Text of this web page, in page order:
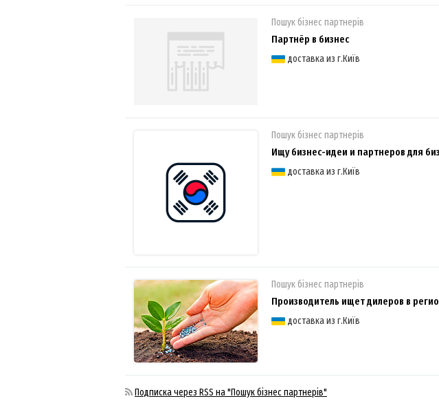
Пошук бізнес партнерів
Партнёр в бизнес
доставка из г.Київ
Пошук бізнес партнерів
Ищу бизнес-идеи и партнеров для
доставка из г.Київ
Пошук бізнес партнерів
Производитель ищет дилеров в
доставка из г.Київ
Подписка через RSS на "Пошук бізнес партнерів"